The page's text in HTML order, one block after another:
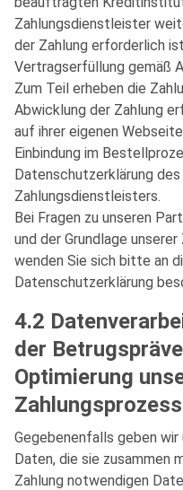
Zahlungsdienstleister
der Zahlung erforderlich
Vertragserfüllung gemäß
Zum Teil erheben die
Abwicklung der Zahlung
auf ihrer eigenen
Einbindung im
Datenschutzerklärung
Zahlungsdienstleisters.
Bei Fragen zu unseren
und der Grundlage
wenden Sie sich bitte an
Datenschutzerklärung
4.2
der
Optimierung
Gegebenenfalls geben
Daten, die sie zusammen
Zahlung notwendigen